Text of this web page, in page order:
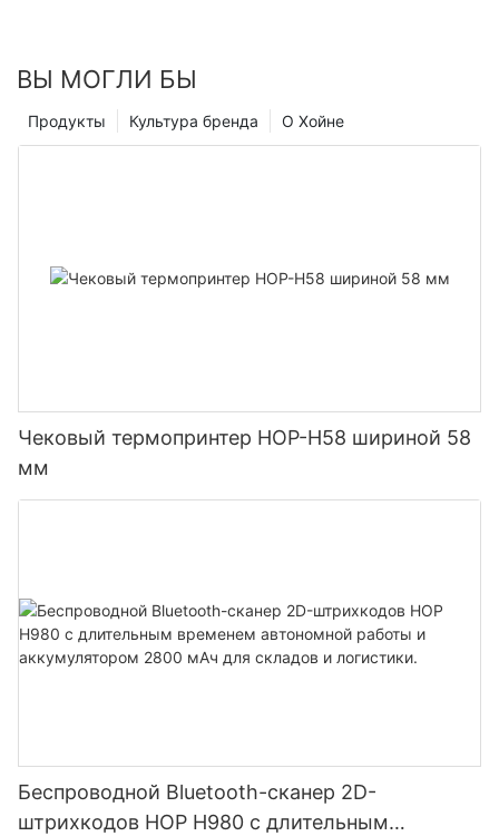
ВЫ МОГЛИ БЫ
О Хойне
Культура бренда
Продукты
Чековый термопринтер HOP-H58 шириной 58
мм
Беспроводной Bluetooth-сканер 2D-
штрихкодов HOP H980 с длительным